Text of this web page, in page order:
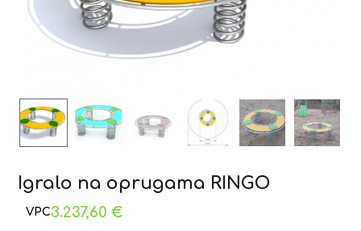
Igralo na oprugama RINGO
3.237,60€